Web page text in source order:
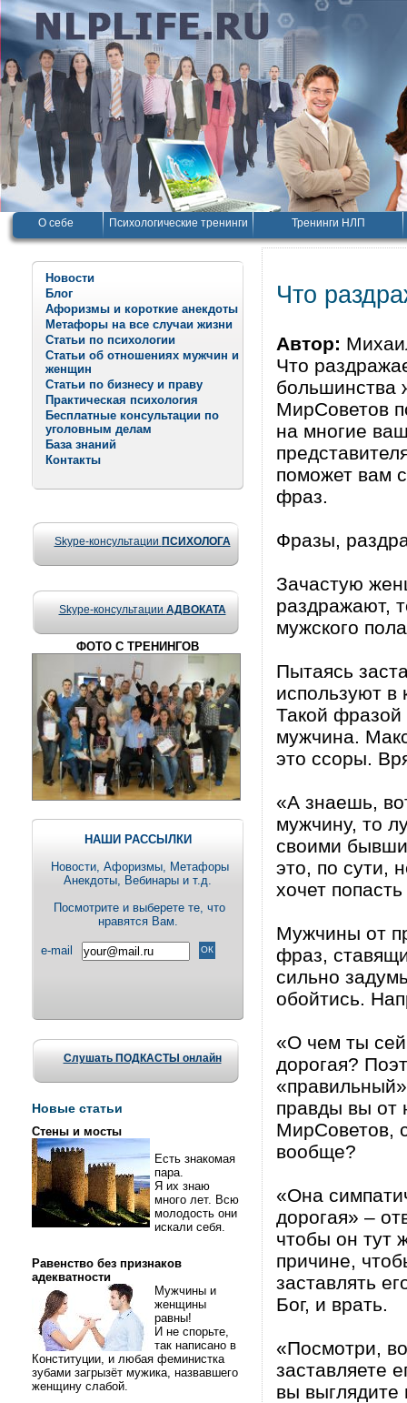
О себе Психологические тренинги Тренинги НЛП
Новости
Блог
Афоризмы и короткие анекдоты
Метафоры на все случаи жизни
Статьи по психологии
Статьи об отношениях мужчин и
женщин
Статьи по бизнесу и праву
Практическая психология
Бесплатные консультации по
уголовным делам
База знаний
Контакты
Skype-консультации ПСИХОЛОГА
Skype-консультации АДВОКАТА
ФОТО С ТРЕНИНГОВ
НАШИ РАССЫЛКИ
Новости, Aфоризмы, Метафоры
Анекдоты, Вебинары и т.д.
Посмотрите и выберете те, что
нравятся Вам.
e-mail
Слушать ПОДКАСТЫ онлайн
Новые статьи
Стены и мосты
Есть знакомая
пара.
Я их знаю
много лет. Всю
молодость они
искали себя.
Равенство без признаков
адекватности
Мужчины и
женщины
равны!
И не спорьте,
так написано в
Конституции, и любая феминистка
зубами загрызёт мужика, назвавшего
женщину слабой.
Что
Автор:
Что
большинства
МирСоветов
на многие
поможет вам
фраз.
Фразы,
Зачастую
раздражают,
мужского
Пытаясь
используют в
Такой фразой
мужчина.
это ссоры.
«А знаешь,
мужчину, то
своими
это, по сути,
хочет
Мужчины от
фраз,
сильно
обойтись.
«О чем ты
дорогая?
правды вы от
МирСоветов,
вообще?
«Она
дорогая» –
чтобы он тут
причине,
заставлять
Бог, и врать.
«Посмотри,
заставляете
вы выглядите